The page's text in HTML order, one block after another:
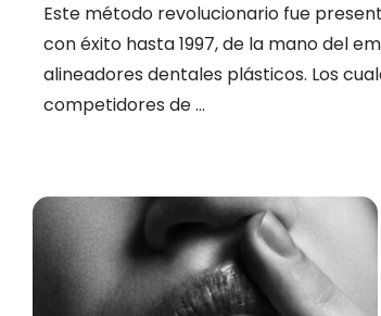
Este método revolucionario fue
con éxito hasta 1997, de la mano del
alineadores dentales plásticos. Los
competidores de …